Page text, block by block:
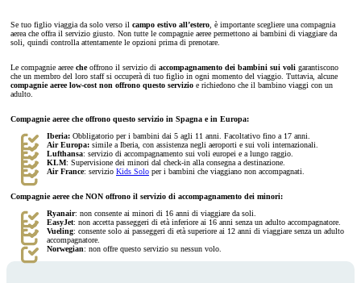
Se tuo figlio viaggia da solo verso il campo estivo all’estero, è importante scegliere una compagnia
aerea che offra il servizio giusto. Non tutte le compagnie aeree permettono ai bambini di viaggiare da
soli, quindi controlla attentamente le opzioni prima di prenotare.
Le compagnie aeree cheoffrono il servizio di accompagnamento dei bambini sui voli garantiscono
che un membro del loro staff si occuperà di tuo figlio in ogni momento del viaggio. Tuttavia, alcune
compagnie aeree low-cost non offrono questo servizio e richiedono che il bambino viaggi con un
adulto.
Compagnie aeree che offrono questo servizio in Spagna e in Europa:
Iberia: Obbligatorio per i bambini dai 5 agli 11 anni. Facoltativo fino a 17 anni.
Air Europa: simile a Iberia, con assistenza negli aeroporti e sui voli internazionali.
Lufthansa: servizio di accompagnamento sui voli europei e a lungo raggio.
KLM: Supervisione dei minori dal check-in alla consegna a destinazione.
Air France: servizio Kids Solo per i bambini che viaggiano non accompagnati.
Compagnie aeree che NON offrono il servizio di accompagnamento dei minori:
Ryanair: non consente ai minori di 16 anni di viaggiare da soli.
EasyJet: non accetta passeggeri di età inferiore ai 16 anni senza un adulto accompagnatore.
Vueling: consente solo ai passeggeri di età superiore ai 12 anni di viaggiare senza un adulto
accompagnatore.
Norwegian: non offre questo servizio su nessun volo.